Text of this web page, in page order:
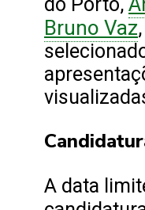
Bruno Vaz
A data